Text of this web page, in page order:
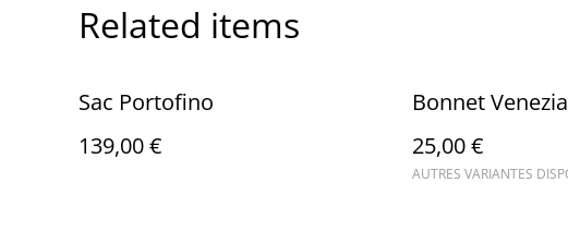
Related items
Sac Portofino
139,00 €
Bonnet Venezia
25,00 €
AUTRES VARIANTES